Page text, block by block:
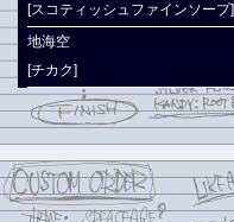
[スコティッシュファインソープ]
地海空
[チカク]